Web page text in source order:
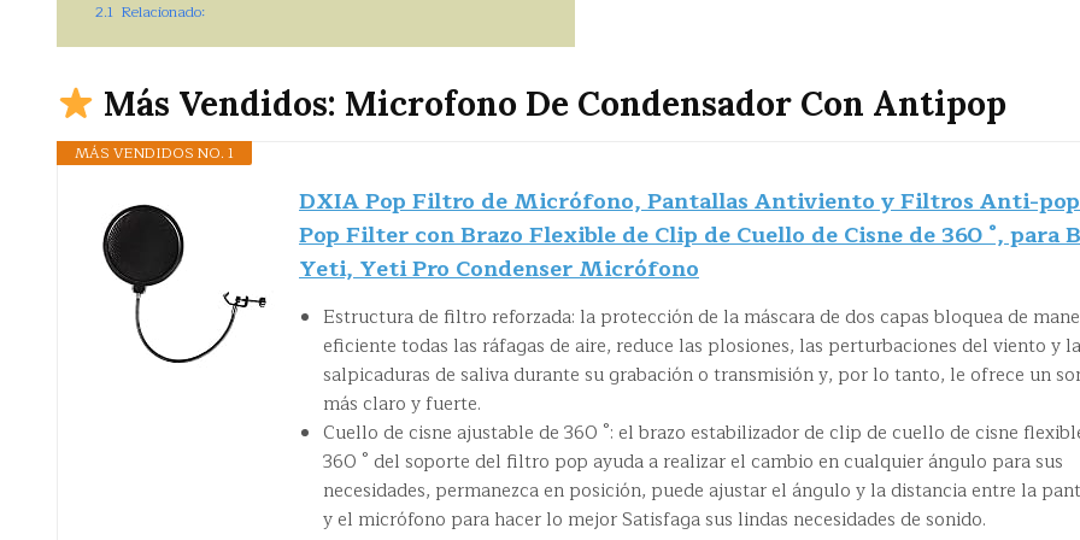
2.1 Relacionado:
Más Vendidos: Microfono De Condensador Con Antipop
MÁS VENDIDOS NO. 1
DXIA Pop Filtro de Micrófono, Pantallas Antiviento y Filtros Anti-pop
Pop Filter con Brazo Flexible de Clip de Cuello de Cisne de 360 °, para
Yeti, Yeti Pro Condenser Micrófono
Estructura de filtro reforzada: la protección de la máscara de dos capas bloquea de
eficiente todas las ráfagas de aire, reduce las plosiones, las perturbaciones del viento y
salpicaduras de saliva durante su grabación o transmisión y, por lo tanto, le ofrece un
más claro y fuerte.
Cuello de cisne ajustable de 360 ​​°: el brazo estabilizador de clip de cuello de cisne
360 ​​° del soporte del filtro pop ayuda a realizar el cambio en cualquier ángulo para sus
necesidades, permanezca en posición, puede ajustar el ángulo y la distancia entre la
y el micrófono para hacer lo mejor Satisfaga sus lindas necesidades de sonido.